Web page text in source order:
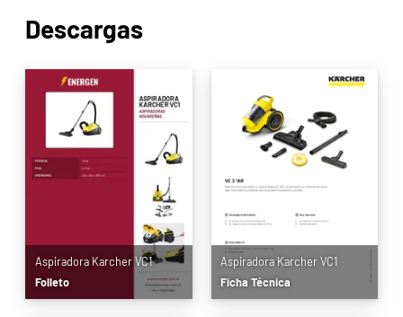
Descargas
Aspiradora Karcher VC1
Folleto
Aspiradora Karcher VC1
Ficha Técnica